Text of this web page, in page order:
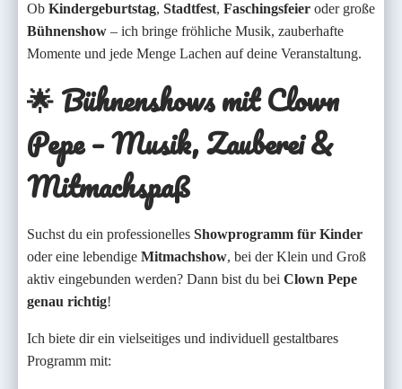
Ob Kindergeburtstag, Stadtfest, Faschingsfeier oder große
Bühnenshow – ich bringe fröhliche Musik, zauberhafte
Momente und jede Menge Lachen auf deine Veranstaltung.
🌟Bühnenshows mit Clown
Pepe – Musik, Zauberei &
Mitmachspaß
Suchst du ein professionelles Showprogramm für Kinder
oder eine lebendige Mitmachshow, bei der Klein und Groß
aktiv eingebunden werden? Dann bist du bei Clown Pepe
genau richtig!
Ich biete dir ein vielseitiges und individuell gestaltbares
Programm mit: